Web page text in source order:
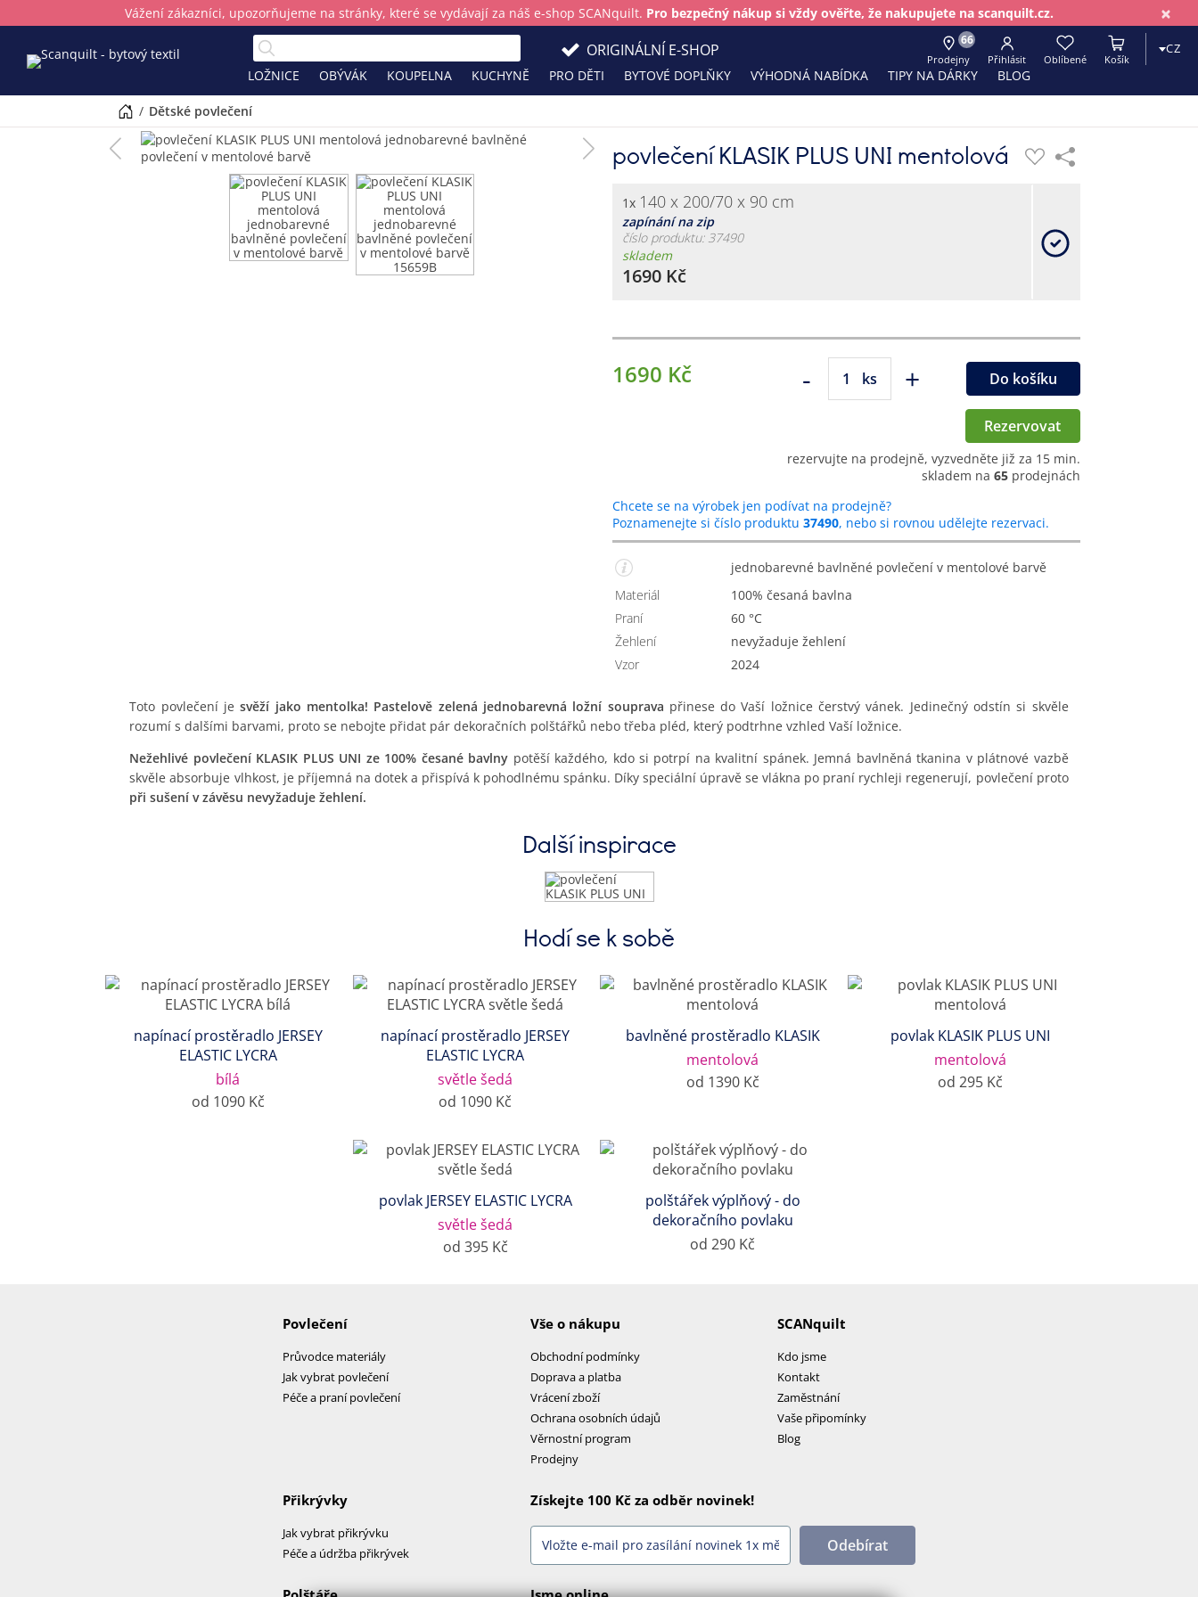
×
Vážení zákazníci, upozorňujeme na stránky, které se vydávají za náš e-shop SCANquilt. Pro bezpečný nákup si vždy ověřte, že nakupujete na scanquilt.cz.
LOŽNICE OBÝVÁK KOUPELNA KUCHYNĚ PRO DĚTI BYTOVÉ DOPLŇKY VÝHODNÁ NABÍDKA TIPY NA DÁRKY BLOG
66
Prodejny Přihlásit Oblíbené Košík
CZ
ORIGINÁLNÍ E-SHOP
/ dětské povlečení
povlečení KLASIK PLUS UNI mentolová
1x 140 x 200/70 x 90 cm
zapínání na zip
číslo produktu: 37490
skladem
1690 Kč
1690 Kč - ks + Do košíku
Rezervovat
rezervujte na prodejně, vyzvedněte již za 15 min.
skladem na 65 prodejnách
Chcete se na výrobek jen podívat na prodejně?
Poznamenejte si číslo produktu 37490, nebo si rovnou udělejte rezervaci.
jednobarevné bavlněné povlečení v mentolové barvě
Materiál
100% česaná bavlna
Praní
60 °C
Žehlení
nevyžaduje žehlení
Vzor
2024
Toto povlečení jesvěží jako mentolka! Pastelově zelená jednobarevná ložní souprava přinese do Vaší ložnice čerstvý vánek. Jedinečný odstín si skvěle
rozumí s dalšími barvami, proto se nebojte přidat pár dekoračních polštářků nebo třeba pléd, který podtrhne vzhled Vaší ložnice.
Nežehlivé povlečení KLASIK PLUS UNI ze 100% česané bavlny potěší každého, kdo si potrpí na kvalitní spánek. Jemná bavlněná tkanina v plátnové vazbě
skvěle absorbuje vlhkost, je příjemná na dotek a přispívá k pohodlnému spánku. Díky speciální úpravě se vlákna po praní rychleji regenerují, povlečení proto
při sušení v závěsu nevyžaduje žehlení.
Další inspirace
Hodí se k sobě
napínací prostěradlo JERSEY
ELASTIC LYCRA
bílá
od 1090 Kč
napínací prostěradlo JERSEY
ELASTIC LYCRA
světle šedá
od 1090 Kč
bavlněné prostěradlo KLASIK
mentolová
od 1390 Kč
povlak KLASIK PLUS UNI
mentolová
od 295 Kč
povlak JERSEY ELASTIC LYCRA
světle šedá
od 395 Kč
polštářek výplňový - do
dekoračního povlaku
od 290 Kč
Povlečení
Průvodce materiály
Jak vybrat povlečení
Péče a praní povlečení
Vše o nákupu
Obchodní podmínky
Doprava a platba
Vrácení zboží
Ochrana osobních údajů
Věrnostní program
Prodejny
SCANquilt
Kdo jsme
Kontakt
Zaměstnání
Vaše připomínky
Blog
Přikrývky
Jak vybrat přikrývku
Péče a údržba přikrývek
Získejte 100 Kč za odběr novinek!
Odebírat